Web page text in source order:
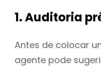
1. Auditoria
Antes de colocar
agente pode